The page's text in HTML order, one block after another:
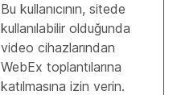
Bu kullanıcının, sitede
kullanılabilir olduğunda
video cihazlarından
WebEx toplantılarına
katılmasına izin verin.